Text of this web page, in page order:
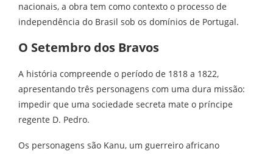
nacionais, a obra tem como contexto o processo de
independência do Brasil sob os domínios de Portugal.
O Setembro dos Bravos
A história compreende o período de 1818 a 1822,
apresentando três personagens com uma dura missão:
impedir que uma sociedade secreta mate o príncipe
regente D. Pedro.
Os personagens são Kanu, um guerreiro africano